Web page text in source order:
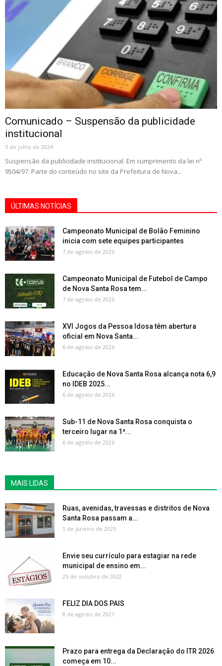
Comunicado – Suspensão da publicidade
institucional
5 de julho de 2024
Suspensão da publicidade institucional. Em cumprimento da lei nº
9504/97. Parte do conteúdo no site da Prefeitura de Nova...
ÚLTIMAS NOTÍCIAS
Campeonato Municipal de Bolão Feminino
inicia com sete equipes participantes
7 de agosto de 2026
Campeonato Municipal de Futebol de Campo
de Nova Santa Rosa tem...
7 de agosto de 2026
XVI Jogos da Pessoa Idosa têm abertura
oficial em Nova Santa...
6 de agosto de 2026
Educação de Nova Santa Rosa alcança nota 6,9
no IDEB 2025...
6 de agosto de 2026
Sub-11 de Nova Santa Rosa conquista o
terceiro lugar na 1ª...
6 de agosto de 2026
MAIS LIDAS
Ruas, avenidas, travessas e distritos de Nova
Santa Rosa passam a...
3 de janeiro de 2025
Envie seu currículo para estagiar na rede
municipal de ensino em...
25 de outubro de 2022
FELIZ DIA DOS PAIS
8 de agosto de 2021
Prazo para entrega da Declaração do ITR 2026
começa em 10...